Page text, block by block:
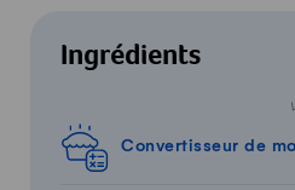
Ingrédients
Convertisseur de